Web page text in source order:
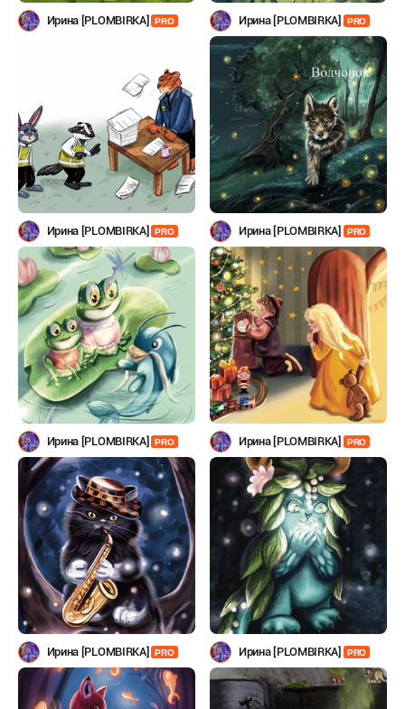
Ирина [PLOMBIRKA] PRO Ирина [PLOMBIRKA] PRO
Ирина [PLOMBIRKA] PRO Ирина [PLOMBIRKA] PRO
Ирина [PLOMBIRKA] PRO Ирина [PLOMBIRKA] PRO
Ирина [PLOMBIRKA] PRO Ирина [PLOMBIRKA] PRO